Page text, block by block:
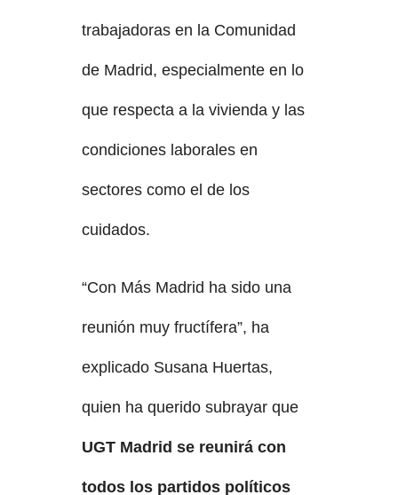
trabajadoras en la Comunidad
de Madrid, especialmente en lo
que respecta a la vivienda y las
condiciones laborales en
sectores como el de los
cuidados.
“Con Más Madrid ha sido una
reunión muy fructífera”, ha
explicado Susana Huertas,
quien ha querido subrayar que
UGT Madrid se reunirá con
todos los partidos políticos